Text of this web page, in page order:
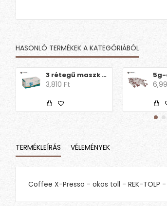
HASONLÓ TERMÉKEK A KATEGÓRIÁBÓL
3 rétegű maszk (50db)
3,810 Ft
TERMÉKLEÍRÁS VÉLEMÉNYEK
Coffee X-Presso - okos toll - REK-TOLP